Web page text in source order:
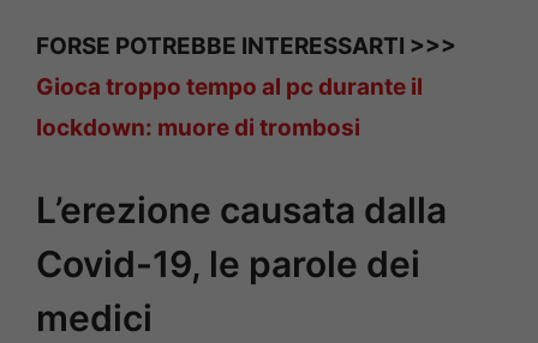
FORSE POTREBBE INTERESSARTI >>>
Gioca troppo tempo al pc durante il
lockdown: muore di trombosi
L’erezione causata dalla
Covid-19, le parole dei
medici